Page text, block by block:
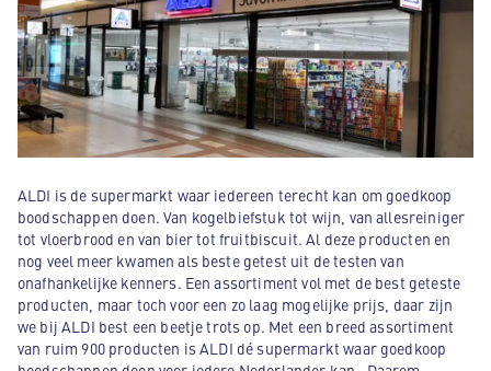
ALDI is de supermarkt waar iedereen terecht kan om goedkoop
boodschappen doen. Van kogelbiefstuk tot wijn, van allesreiniger
tot vloerbrood en van bier tot fruitbiscuit. Al deze producten en
nog veel meer kwamen als beste getest uit de testen van
onafhankelijke kenners. Een assortiment vol met de best geteste
producten, maar toch voor een zo laag mogelijke prijs, daar zijn
we bij ALDI best een beetje trots op. Met een breed assortiment
van ruim 900 producten is ALDI dé supermarkt waar goedkoop